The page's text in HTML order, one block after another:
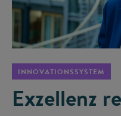
INNOVATIONSSYSTEM
Exzellenz